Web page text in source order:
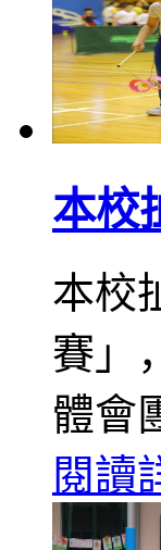
本校
本校
賽」
體會
閱讀